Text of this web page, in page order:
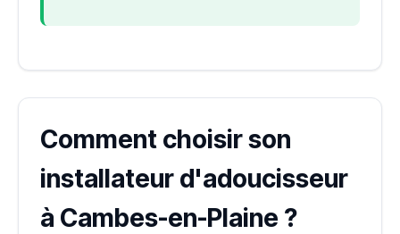
Comment choisir son
installateur d'adoucisseur
à Cambes-en-Plaine ?